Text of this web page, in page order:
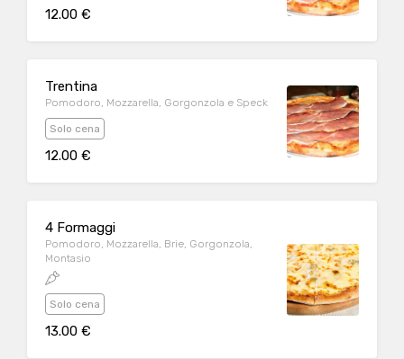
12.00 €
Trentina
Pomodoro, Mozzarella, Gorgonzola e Speck
Solo cena
12.00 €
4 Formaggi
Pomodoro, Mozzarella, Brie, Gorgonzola,
Montasio
Solo cena
13.00 €